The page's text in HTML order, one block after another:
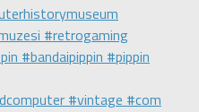
#vintage #com